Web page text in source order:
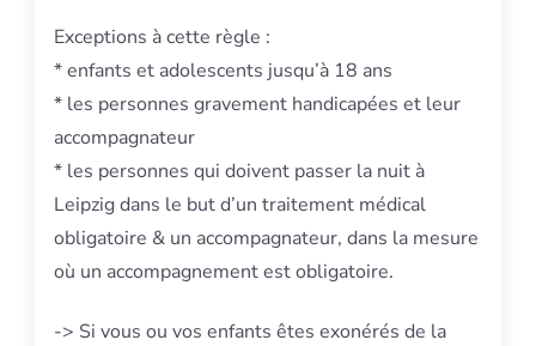
Exceptions à cette règle :
* enfants et adolescents jusqu’à 18 ans
* les personnes gravement handicapées et leur
accompagnateur
* les personnes qui doivent passer la nuit à
Leipzig dans le but d’un traitement médical
obligatoire & un accompagnateur, dans la mesure
où un accompagnement est obligatoire.
-> Si vous ou vos enfants êtes exonérés de la